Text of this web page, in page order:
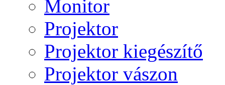
Monitor
Projektor
Projektor kiegészítő
Projektor vászon